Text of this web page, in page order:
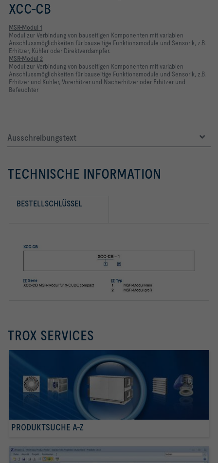
XCC-CB
MSR-Modul 1
Modul zur Verbindung von bauseitigen Komponenten mit variablen
Anschlussmöglichkeiten für bauseitige Funktionsmodule und Sensorik, z.B.
Erhitzer, Kühler oder Direktverdampfer.
MSR-Modul 2
Modul zur Verbindung von bauseitigen Komponenten mit variablen
Anschlussmöglichkeiten für bauseitige Funktionsmodule und Sensorik, z.B.
Erhitzer und Kühler, Vorerhitzer und Nacherhitzer oder Erhitzer und
Befeuchter
Ausschreibungstext
TECHNISCHE INFORMATION
BESTELLSCHLÜSSEL
TROX SERVICES
PRODUKTSUCHE A-Z